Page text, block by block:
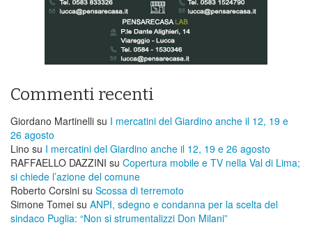
Commenti recenti
Giordano Martinelli su I mercatini del Giardino anche il 12, 19 e
26 agosto
Lino su I mercatini del Giardino anche il 12, 19 e 26 agosto
RAFFAELLO DAZZINI su ​Copertura mobile e TV nella Val di Lima;
si chiede l’azione del comune
Roberto Corsini su Scossa di terremoto
Simone Tomei su ANPI, sdegno e condanna per la scelta del
sindaco Puglia: “Non si strumentalizzi Don Milani”